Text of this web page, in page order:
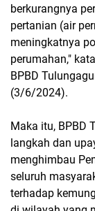
berkurangnya
pertanian (air
meningkatnya
perumahan,"
BPBD
(3/6/2024).
Maka itu, BPBD
langkah dan
menghimbau
seluruh
terhadap